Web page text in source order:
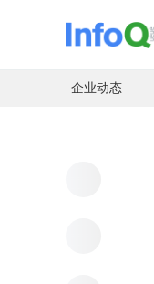
企业动态